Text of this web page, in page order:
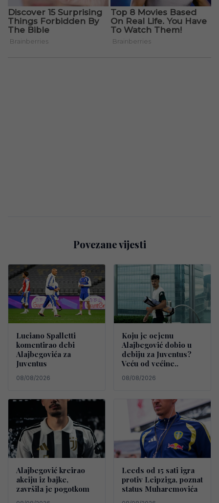
Povezane vijesti
Luciano Spalletti
komentirao debi
Alajbegovića za
Juventus
08/08/2026
Koju je ocjenu
Alajbegović dobio u
debiju za Juventus?
Veću od većine..
08/08/2026
Alajbegović kreirao
akciju iz bajke,
završila je pogotkom
Leeds od 15 sati igra
protiv Leipziga, poznat
status Muharemovića